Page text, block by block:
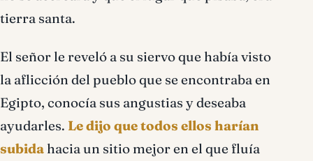
tierra santa.
El señor le reveló a su siervo que había visto
la aflicción del pueblo que se encontraba en
Egipto, conocía sus angustias y deseaba
ayudarles. Le dijo que todos ellos harían
subida hacia un sitio mejor en el que fluía